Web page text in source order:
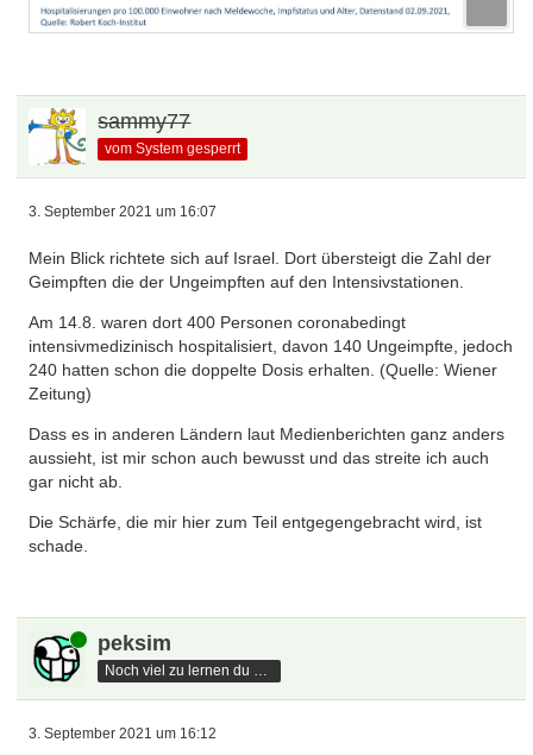
sammy77
vom System gesperrt
3. September 2021 um 16:07
Mein Blick richtete sich auf Israel. Dort übersteigt die Zahl der
Geimpften die der Ungeimpften auf den Intensivstationen.
Am 14.8. waren dort 400 Personen coronabedingt
intensivmedizinisch hospitalisiert, davon 140 Ungeimpfte, jedoch
240 hatten schon die doppelte Dosis erhalten. (Quelle: Wiener
Zeitung)
Dass es in anderen Ländern laut Medienberichten ganz anders
aussieht, ist mir schon auch bewusst und das streite ich auch
gar nicht ab.
Die Schärfe, die mir hier zum Teil entgegengebracht wird, ist
schade.
Online peksim
3. September 2021 um 16:12